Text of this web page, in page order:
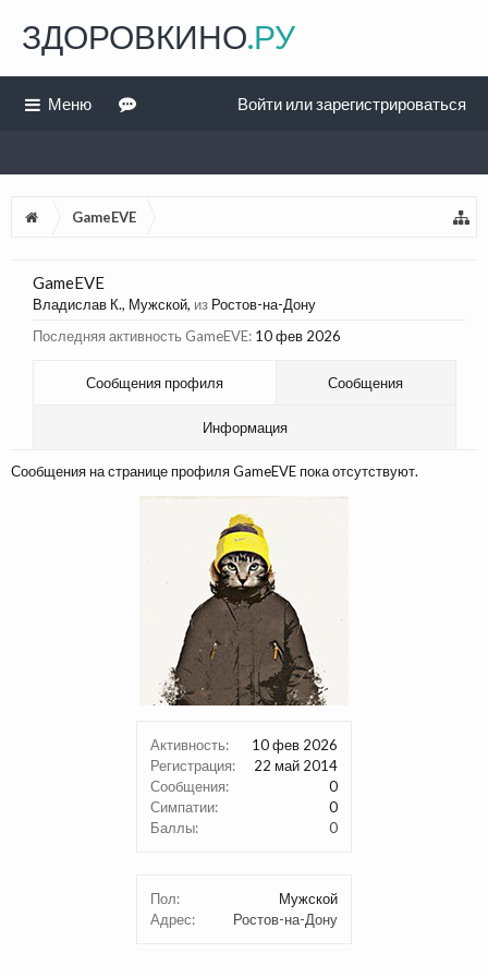
GameEVE
Активность:
10 фев 2026
Регистрация:
22 май 2014
Сообщения:
0
Симпатии:
0
Баллы:
0
Пол:
Мужской
Адрес:
Ростов-на-Дону
GameEVE
Владислав К., Мужской, из Ростов-на-Дону
Последняя активность GameEVE: 10 фев 2026
Сообщения профиля Сообщения
Информация
Сообщения на странице профиля GameEVE пока отсутствуют.
ЗДОРОВКИНО.РУ
Меню Войти или зарегистрироваться